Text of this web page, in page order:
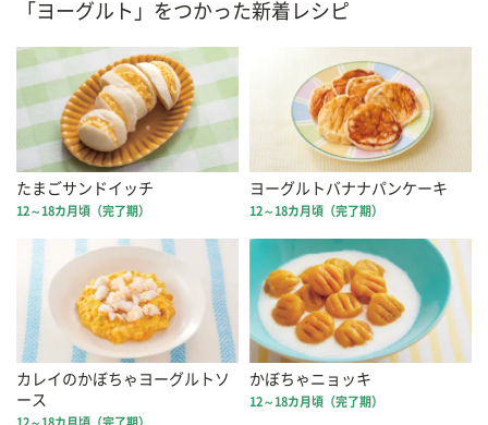
「ヨーグルト」をつかった新着レシピ
たまごサンドイッチ
12～18カ月頃（完了期）
ヨーグルトバナナパンケーキ
12～18カ月頃（完了期）
カレイのかぼちゃヨーグルトソ
ース
12～18カ月頃（完了期）
かぼちゃニョッキ
12～18カ月頃（完了期）